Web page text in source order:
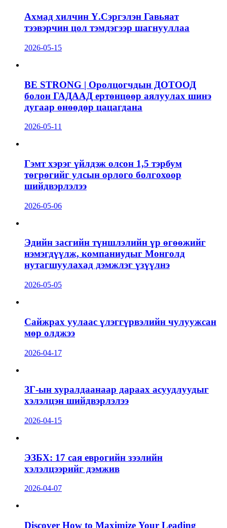
Ахмад хилчин Ү.Сэргэлэн Гавьяат
тээвэрчин цол тэмдэгээр шагнууллаа
2026-05-15
BE STRONG | Оролцогчдын ДОТООД
болон ГАДААД ертөнцөөр аялуулах шинэ
дугаар өнөөдөр цацагдана
2026-05-11
Гэмт хэрэг үйлдэж олсон 1,5 тэрбум
төгрөгийг улсын орлого болгохоор
шийдвэрлэлээ
2026-05-06
Эдийн засгийн түншлэлийн үр өгөөжийг
нэмэгдүүлж, компаниудыг Монголд
нутагшуулахад дэмжлэг үзүүлнэ
2026-05-05
Сайжрах уулаас үлэггүрвэлийн чулуужсан
мөр олджээ
2026-04-17
ЗГ-ын хуралдаанаар дараах асуудлуудыг
хэлэлцэн шийдвэрлэлээ
2026-04-15
ЭЗБХ: 17 сая еврогийн зээлийн
хэлэлцээрийг дэмжив
2026-04-07
Discover How to Maximize Your Leading